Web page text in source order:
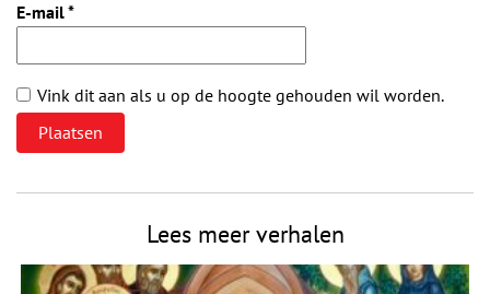
E-mail*
Vink dit aan als u op de hoogte gehouden wil worden.
Lees meer verhalen